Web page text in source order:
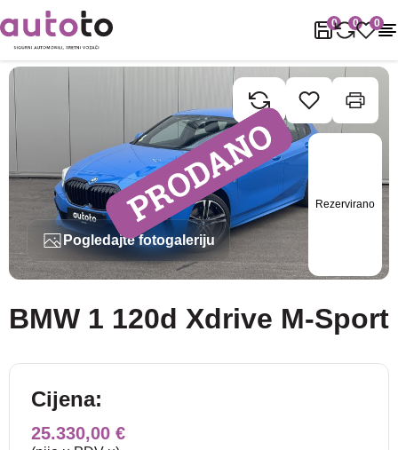
0 0 0
Naslovnica Rabljena vozila BMW 1 120d Xdrive M-
Rezervirano
Pogledajte fotogaleriju
BMW 1 120d Xdrive M-Sport
Cijena:
25.330,00 €